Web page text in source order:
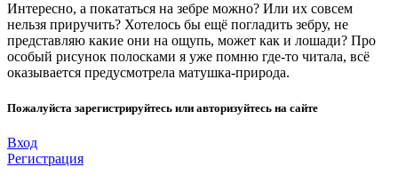
Интересно, а покататься на зебре можно? Или их совсем
нельзя приручить? Хотелось бы ещё погладить зебру, не
представляю какие они на ощупь, может как и лошади? Про
особый рисунок полосками я уже помню где-то читала, всё
оказывается предусмотрела матушка-природа.
Пожалуйста зарегистрируйтесь или авторизуйтесь на сайте
Вход
Регистрация